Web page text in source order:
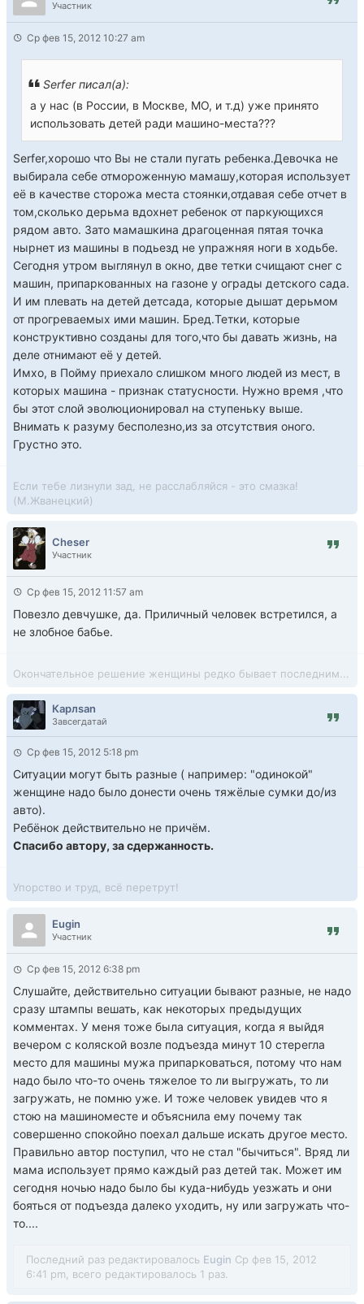
Участник
Ср фев 15, 2012 10:27 am
Serfer писал(а):
а у нас (в Росcии, в Москве, МО, и т.д) уже принято
использовать детей ради машино-места???
Serfer,хорошо что Вы не стали пугать ребенка.Девочка не
выбирала себе отмороженную мамашу,которая использует
её в качестве сторожа места стоянки,отдавая себе отчет в
том,сколько дерьма вдохнет ребенок от паркующихся
рядом авто. Зато мамашкина драгоценная пятая точка
нырнет из машины в подьезд не упражняя ноги в ходьбе.
Сегодня утром выглянул в окно, две тетки счищают снег с
машин, припаркованных на газоне у ограды детского сада.
И им плевать на детей детсада, которые дышат дерьмом
от прогреваемых ими машин. Бред.Тетки, которые
конструктивно созданы для того,что бы давать жизнь, на
деле отнимают её у детей.
Имхо, в Пойму приехало слишком много людей из мест, в
которых машина - признак статусности. Нужно время ,что
бы этот слой эволюционировал на ступеньку выше.
Внимать к разуму бесполезно,из за отсутствия оного.
Грустно это.
Если тебе лизнули зад, не расслабляйся - это смазка!
(М.Жванецкий)
Cheser
Участник
Ср фев 15, 2012 11:57 am
Повезло девчушке, да. Приличный человек встретился, а
не злобное бабье.
Окончательное решение женщины редко бывает последним...
Карлsan
Завсегдатай
Ср фев 15, 2012 5:18 pm
Ситуации могут быть разные ( например: "одинокой"
женщине надо было донести очень тяжёлые сумки до/из
авто).
Ребёнок действительно не причём.
Спасибо автору, за сдержанность.
Упорство и труд, всё перетрут!
Eugin
Участник
Ср фев 15, 2012 6:38 pm
Слушайте, действительно ситуации бывают разные, не надо
сразу штампы вешать, как некоторых предыдущих
комментах. У меня тоже была ситуация, когда я выйдя
вечером с коляской возле подъезда минут 10 стерегла
место для машины мужа припарковаться, потому что нам
надо было что-то очень тяжелое то ли выгружать, то ли
загружать, не помню уже. И тоже человек увидев что я
стою на машиноместе и объяснила ему почему так
совершенно спокойно поехал дальше искать другое место.
Правильно автор поступил, что не стал "бычиться". Вряд ли
мама использует прямо каждый раз детей так. Может им
сегодня ночью надо было бы куда-нибудь уезжать и они
бояться от подъезда далеко уходить, ну или загружать что-
то....
Последний раз редактировалось Eugin Ср фев 15, 2012
6:41 pm, всего редактировалось 1 раз.